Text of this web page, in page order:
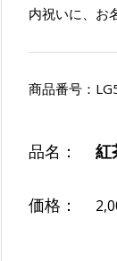
内祝いに、お
商品番号：
品名： 紅
価格：